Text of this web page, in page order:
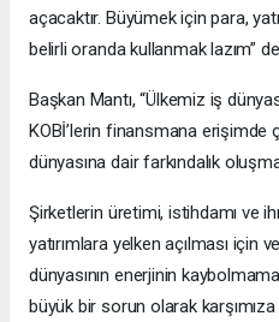
açacaktır. Büyümek için para,
belirli oranda kullanmak lazım”
Başkan Mantı, “Ülkemiz iş
KOBİ’lerin finansmana erişimde
dünyasına dair farkındalık
Şirketlerin üretimi, istihdamı ve
yatırımlara yelken açılması için
dünyasının enerjinin
büyük bir sorun olarak karşımıza